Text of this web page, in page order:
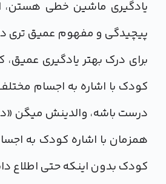
یادگیری ماشین خطی هستن،
پیچیدگی و مفهوم عمیق تری
برای درک بهتر یادگیری
کودک با اشاره به اجسام
درست باشه، والدینش میگن
همزمان با اشاره کودک به
کودک بدون اینکه حتی اطلاع